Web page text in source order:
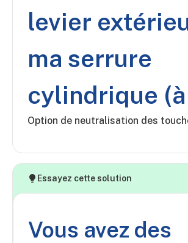
levier
ma serrure
cylindrique
Option de neutralisation des
Essayez cette solution
Vous avez des